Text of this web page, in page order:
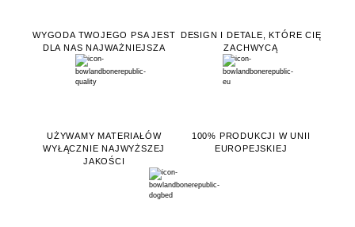
WYGODA TWOJEGO PSA JEST
DLA NAS NAJWAŻNIEJSZA
DESIGN I DETALE, KTÓRE CIĘ
ZACHWYCĄ
UŻYWAMY MATERIAŁÓW
WYŁĄCZNIE NAJWYŻSZEJ
JAKOŚCI
100% PRODUKCJI W UNII
EUROPEJSKIEJ